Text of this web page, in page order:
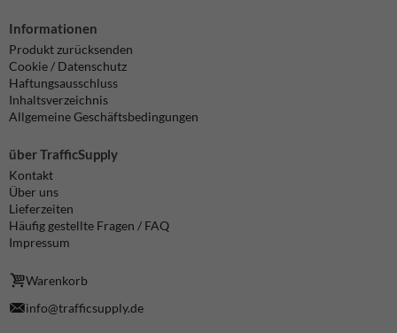
Informationen
Produkt zurücksenden
Cookie / Datenschutz
Haftungsausschluss
Inhaltsverzeichnis
Allgemeine Geschäftsbedingungen
über TrafficSupply
Kontakt
Über uns
Lieferzeiten
Häufig gestellte Fragen / FAQ
Impressum
Warenkorb
info@trafficsupply.de